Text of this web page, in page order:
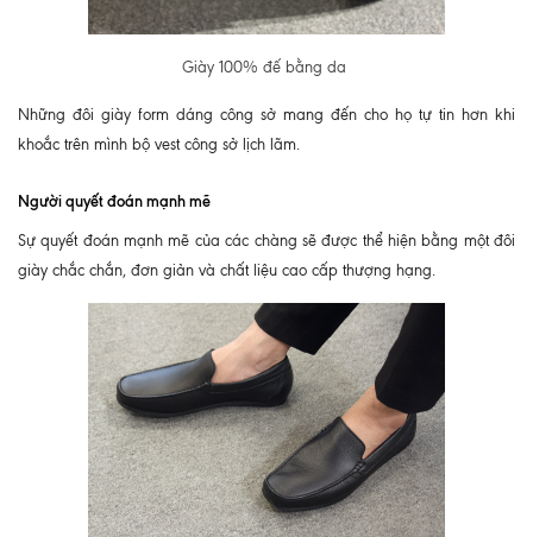
Giày 100% đế bằng da
Những đôi giày form dáng công sở mang đến cho họ tự tin hơn khi
khoắc trên mình bộ vest công sở lịch lãm.
Người quyết đoán mạnh mẽ
Sự quyết đoán mạnh mẽ của các chàng sẽ được thể hiện bằng một đôi
giày chắc chắn, đơn giản và chất liệu cao cấp thượng hạng.